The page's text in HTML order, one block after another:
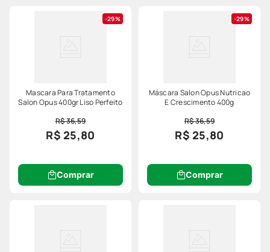
29%
Mascara Para Tratamento
Salon Opus 400gr Liso Perfeito
R$ 36,59
R$ 25,80
Comprar
29%
Máscara Salon Opus Nutricao
E Crescimento 400g
R$ 36,59
R$ 25,80
Comprar